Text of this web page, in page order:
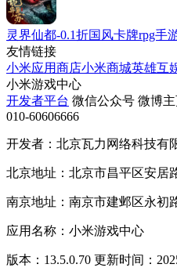
灵界仙都-0.1折国风卡牌rpg手
友情链接
小米应用商店小米商城英雄互
小米游戏中心
开发者平台 微信公众号 微博
010-60606666
开发者：北京瓦力网络科技有
北京地址：北京市昌平区安居
南京地址：南京市建邺区永初
应用名称：小米游戏中心
版本：13.5.0.70 更新时间：